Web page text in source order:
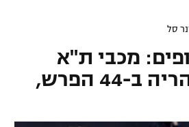
סל
300 צופים: מכבי ת"א
ניצחה את נהריה ב-44 הפרש,